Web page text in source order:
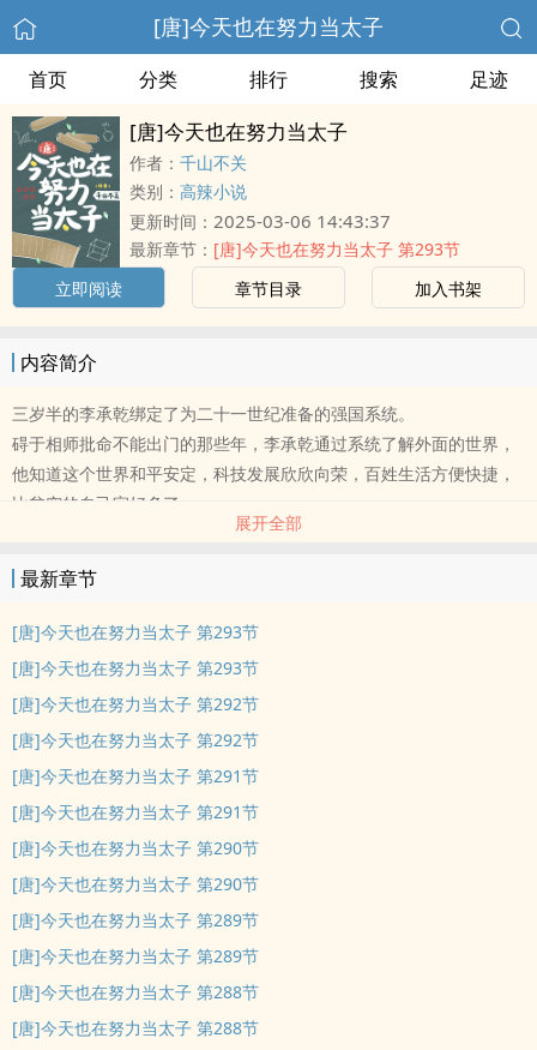
[唐]今天也在努力当太子
首页 分类 排行 搜索 足迹
[唐]今天也在努力当太子
作者： 千山不关
类别： 高辣小说
更新时间： 2025-03-06 14:43:37
最新章节： [唐]今天也在努力当太子 第293节
立即阅读
章节目录 加入书架
内容简介
三岁半的李承乾绑定了为二十一世纪准备的强国系统。
碍于相师批命不能出门的那些年，李承乾通过系统了解外面的世界，
他知道这个世界和平安定，科技发展欣欣向荣，百姓生活方便快捷，
比贫穷的自己家好多了
展开全部
最新章节
[唐]今天也在努力当太子 第293节
[唐]今天也在努力当太子 第293节
[唐]今天也在努力当太子 第292节
[唐]今天也在努力当太子 第292节
[唐]今天也在努力当太子 第291节
[唐]今天也在努力当太子 第291节
[唐]今天也在努力当太子 第290节
[唐]今天也在努力当太子 第290节
[唐]今天也在努力当太子 第289节
[唐]今天也在努力当太子 第289节
[唐]今天也在努力当太子 第288节
[唐]今天也在努力当太子 第288节